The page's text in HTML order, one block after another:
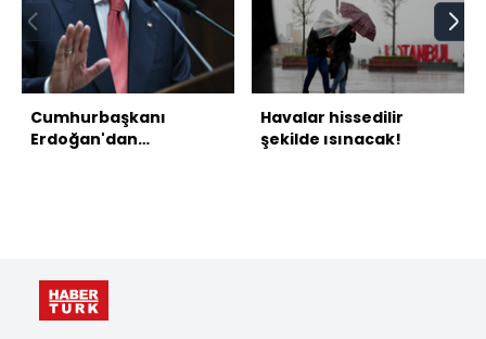
Cumhurbaşkanı
Erdoğan'dan
Havalar hissedilir
şekilde ısınacak!